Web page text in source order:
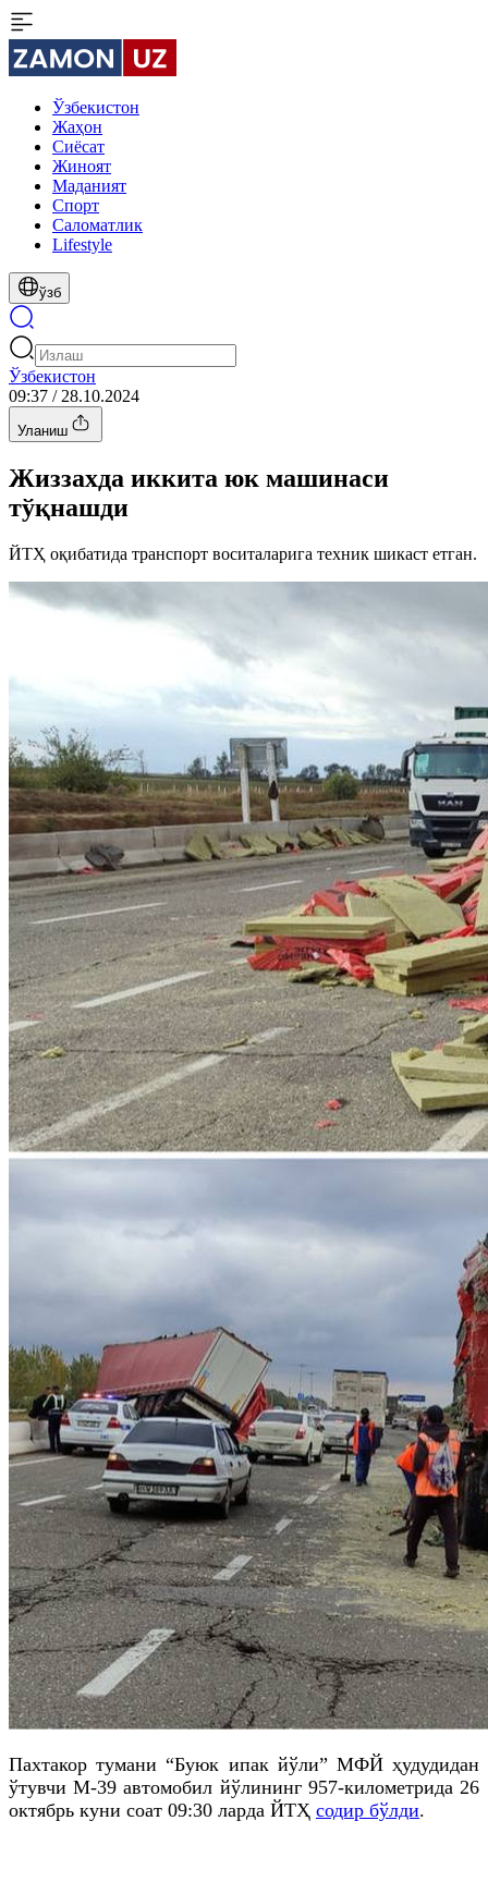
Ўзбекистон
Жаҳон
Сиёсат
Жиноят
Маданият
Спорт
Cаломатлик
Lifestyle
ўзб
Ўзбекистон
09:37 / 28.10.2024
Уланиш
Жиззахда иккита юк машинаси
тўқнашди
ЙТҲ оқибатида транспорт воситаларига техник шикаст етган.
Пахтакор тумани “Буюк ипак йўли” МФЙ ҳудудидан
ўтувчи М-39 автомобил йўлининг 957-километрида 26
октябрь куни соат 09:30 ларда ЙТҲ содир бўлди.